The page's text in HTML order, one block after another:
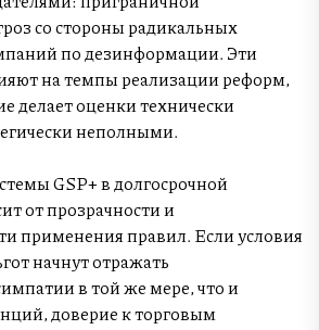
со стороны радикальных
по дезинформации. Эти
на темпы реализации реформ,
делает оценки технически
неполными.
GSP+ в долгосрочной
от прозрачности и
применения правил. Если условия
начнут отражать
в той же мере, что и
доверие к торговым